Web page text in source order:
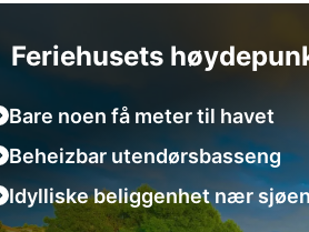
Feriehusets
Bare noen få meter til havet
Beheizbar utendørsbasseng
Idylliske beliggenhet nær